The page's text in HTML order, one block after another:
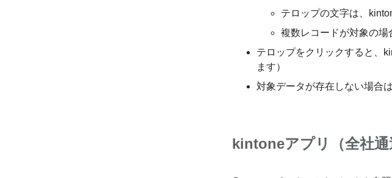
テロップの文字は、
複数レコードが対象の場
テロップをクリックすると、
ます）
対象データが存在しない場合
kintoneアプリ（全社